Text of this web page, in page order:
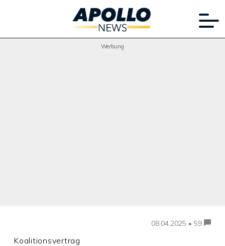
Werbung
08.04.2025 • 59
Koalitionsvertrag